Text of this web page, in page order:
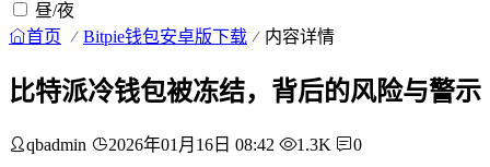
昼/夜
首页 Bitpie钱包安卓版下载 内容详情
比特派冷钱包被冻结，背后的风险与警示
qbadmin 2026年01月16日 08:42 1.3K 0